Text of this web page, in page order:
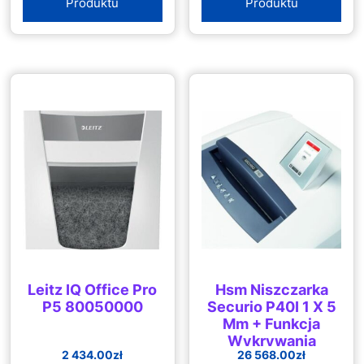
Leitz IQ Office Pro
P5 80050000
2 434.00zł
Hsm Niszczarka
Securio P40I 1 X 5
Mm + Funkcja
Wykrywania
Metalu I Osobny
26 568.00zł